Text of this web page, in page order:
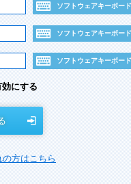
ソフトウェアキーボード
ソフトウェアキーボード
ソフトウェアキーボード
にする
の方はこちら